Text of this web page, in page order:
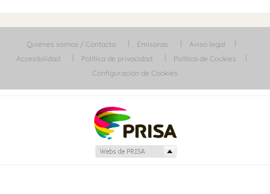
Quiénes somos / Contacta Emisoras
Aviso legal
Accesibilidad
Política de privacidad
Política de Cookies
Configuración de Cookies